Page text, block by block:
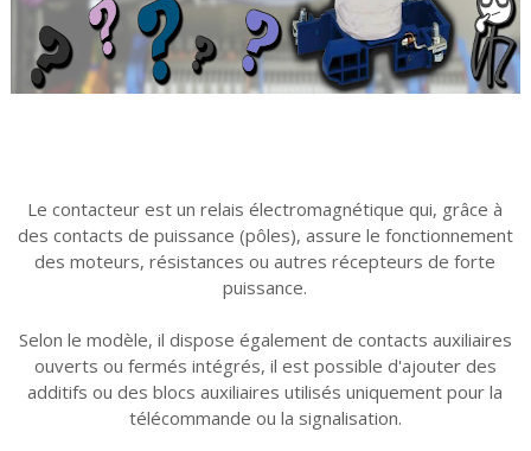
Le contacteur est un relais électromagnétique qui, grâce à
des contacts de puissance (pôles), assure le fonctionnement
des moteurs, résistances ou autres récepteurs de forte
puissance.
Selon le modèle, il dispose également de contacts auxiliaires
ouverts ou fermés intégrés, il est possible d'ajouter des
additifs ou des blocs auxiliaires utilisés uniquement pour la
télécommande ou la signalisation.